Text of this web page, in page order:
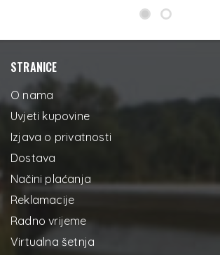
STRANICE
O nama
Uvjeti kupovine
Izjava o privatnosti
Dostava
Načini plaćanja
Reklamacije
Radno vrijeme
Virtualna šetnja